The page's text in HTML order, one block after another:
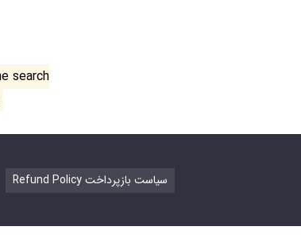
Refund Policy سیاست بازپرداخت